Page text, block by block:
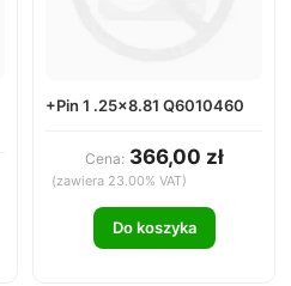
+Pin 1 .25x8.81 Q6010460
Cena: 366,00 zł
(zawiera 23.00% VAT)
Do koszyka